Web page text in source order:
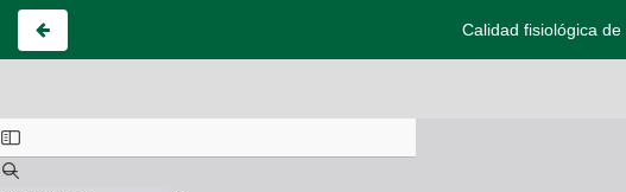
Calidad fisiológica